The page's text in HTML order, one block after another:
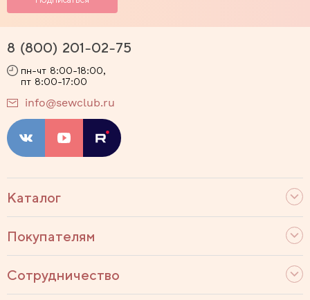
Каталог
Покупателям
Сотрудничество
8 (800) 201-02-75
пн-чт 8:00-18:00,
пт 8:00-17:00
info@sewclub.ru